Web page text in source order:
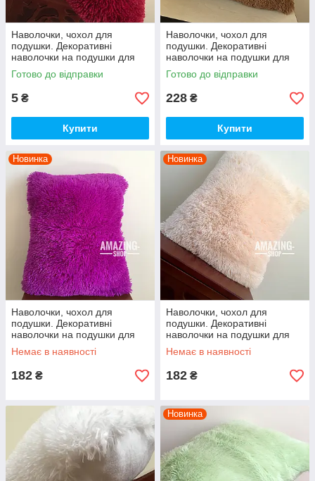
Наволочки, чохол для
подушки. Декоративні
наволочки на подушки для
інтер'єру. "Троавка" 50*70 см.
Готово до відправки
5 ₴
Купити
Наволочки, чохол для
подушки. Декоративні
наволочки на подушки для
інтер'єру. "Троавка" 50*70 см.
Готово до відправки
228 ₴
Купити
Новинка
Наволочки, чохол для
подушки. Декоративні
наволочки на подушки для
інтер'єру. "Троавка" 50*70 см.
Немає в наявності
182 ₴
Новинка
Наволочки, чохол для
подушки. Декоративні
наволочки на подушки для
інтер'єру. "Троавка" 50*70 см.
Немає в наявності
182 ₴
Новинка